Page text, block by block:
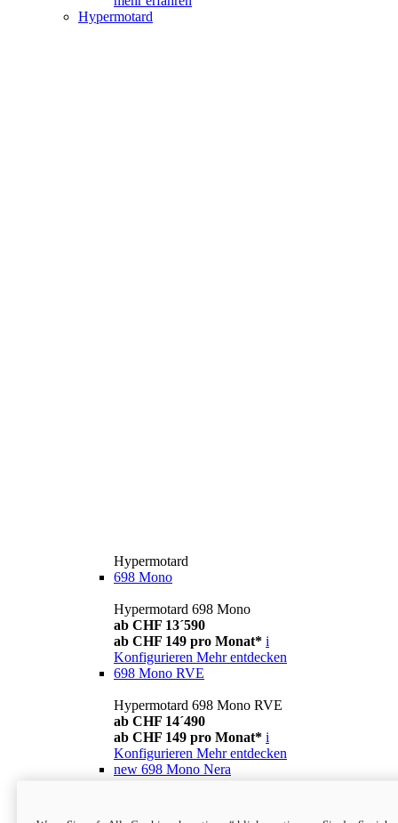
Hypermotard
Hypermotard
698 Mono
Hypermotard 698 Mono
ab CHF 13´590
ab CHF 149 pro Monat* i
Konfigurieren Mehr entdecken
698 Mono RVE
Hypermotard 698 Mono RVE
ab CHF 14´490
ab CHF 149 pro Monat* i
Konfigurieren Mehr entdecken
new 698 Mono Nera
ab CHF 13´990